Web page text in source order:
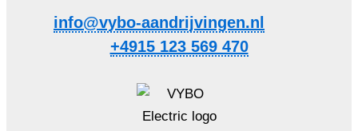
info@vybo-aandrijvingen.nl
+4915 123 569 470